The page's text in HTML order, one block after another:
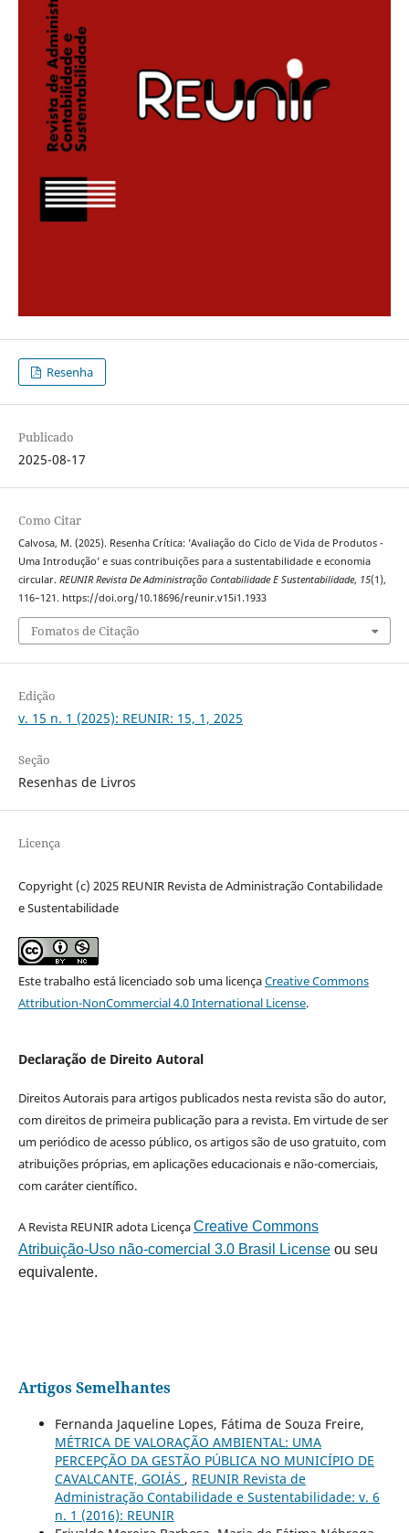
Resenha
Publicado
2025-08-17
Como Citar
Calvosa, M. (2025). Resenha Crítica: ’Avaliação do Ciclo de Vida de Produtos -
Uma Introdução’ e suas contribuições para a sustentabilidade e economia
circular. REUNIR Revista De Administração Contabilidade E Sustentabilidade, 15(1),
116–121. https://doi.org/10.18696/reunir.v15i1.1933
Fomatos de Citação
Edição
v. 15 n. 1 (2025): REUNIR: 15, 1, 2025
Seção
Resenhas de Livros
Licença
Copyright (c) 2025 REUNIR Revista de Administração Contabilidade
e Sustentabilidade
Este trabalho está licenciado sob uma licençaCreative Commons
Attribution-NonCommercial 4.0 International License.
Declaração de Direito Autoral
Direitos Autorais para artigos publicados nesta revista são do autor,
com direitos de primeira publicação para a revista. Em virtude de ser
um periódico de acesso público, os artigos são de uso gratuito, com
atribuições próprias, em aplicações educacionais e não-comerciais,
com caráter científico.
A Revista REUNIR adota LicençaCreative Commons
Atribuição-Uso não-comercial 3.0 Brasil Licenseou seu
equivalente.
Artigos Semelhantes
Fernanda Jaqueline Lopes, Fátima de Souza Freire,
MÉTRICA DE VALORAÇÃO AMBIENTAL: UMA
PERCEPÇÃO DA GESTÃO PÚBLICA NO MUNICÍPIO DE
CAVALCANTE, GOIÁS , REUNIR Revista de
Administração Contabilidade e Sustentabilidade: v. 6
n. 1 (2016): REUNIR